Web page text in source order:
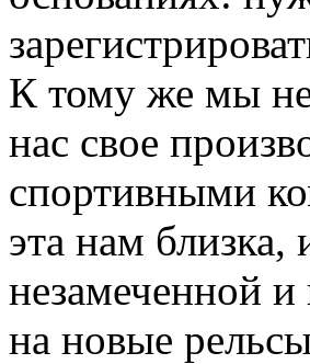
К тому же мы
нас свое
спортивными
эта нам близка,
незамеченной и
на новые